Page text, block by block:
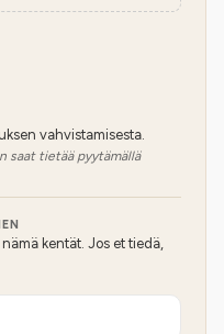
vahvistamisesta.
saat tietää pyytämällä
kentät. Jos et tiedä,